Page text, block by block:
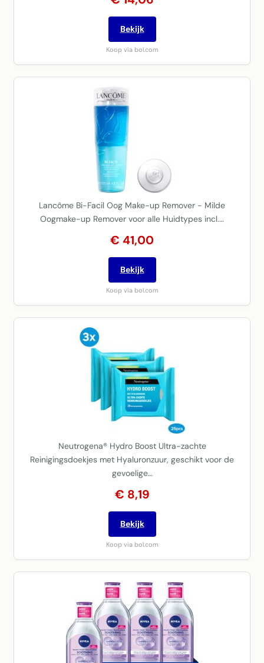
Bekijk
Koop via bol.com
Lancôme Bi-Facil Oog Make-up Remover - Milde
Oogmake-up Remover voor alle Huidtypes incl.…
€ 41,00
Bekijk
Koop via bol.com
Neutrogena® Hydro Boost Ultra-zachte
Reinigingsdoekjes met Hyaluronzuur, geschikt voor de
gevoelige…
€ 8,19
Bekijk
Koop via bol.com